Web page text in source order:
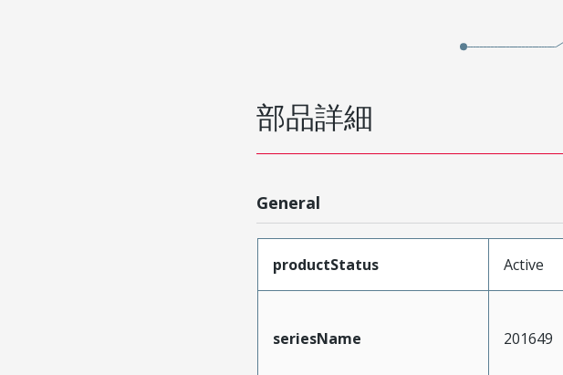
部品詳細
General
productStatus Active
seriesName 201649